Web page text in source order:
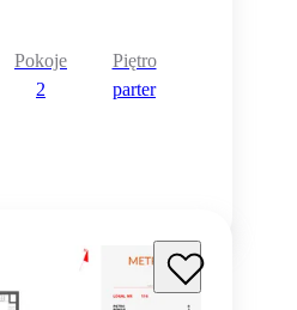
Pokoje
2
Piętro
parter